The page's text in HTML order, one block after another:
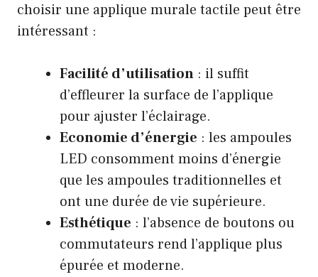
choisir une applique murale tactile peut être
intéressant :
Facilité d’utilisation : il suffit
d’effleurer la surface de l’applique
pour ajuster l’éclairage.
Economie d’énergie : les ampoules
LED consomment moins d’énergie
que les ampoules traditionnelles et
ont une durée de vie supérieure.
Esthétique : l’absence de boutons ou
commutateurs rend l’applique plus
épurée et moderne.